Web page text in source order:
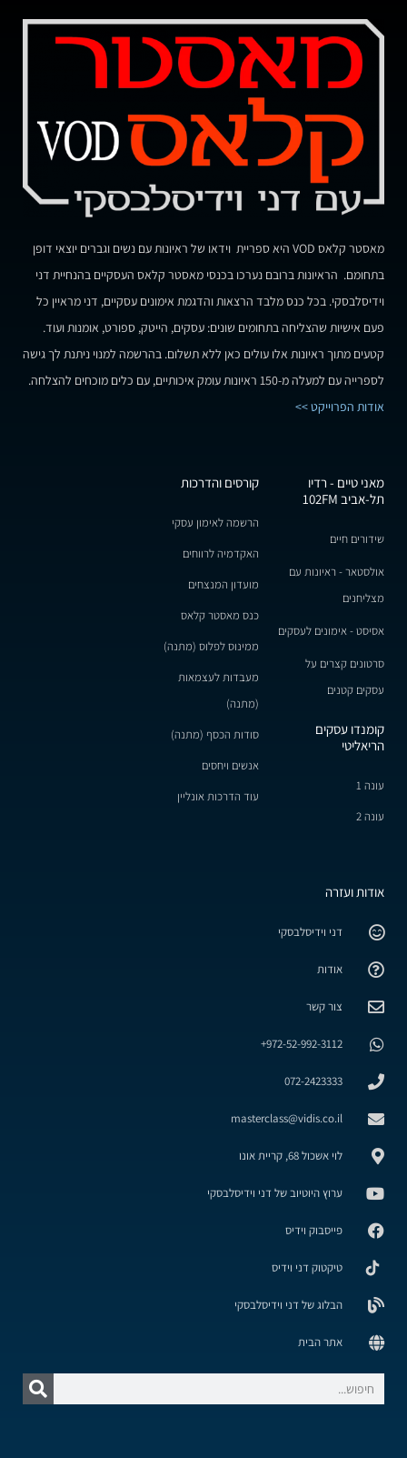
מאסטר קלאס VOD היא ספריית וידאו של ראיונות עם נשים וגברים יוצאי דופן
בתחומם. הראיונות ברובם נערכו בכנסי מאסטר קלאס העסקיים בהנחיית דני
וידיסלבסקי. בכל כנס מלבד הרצאות והדגמת אימונים עסקיים, דני מראיין כל
פעם אישיות שהצליחה בתחומים שונים: עסקים, הייטק, ספורט, אומנות ועוד.
קטעים מתוך ראיונות אלו עולים כאן ללא תשלום. בהרשמה למנוי ניתנת לך גישה
לספרייה עם למעלה מ-150 ראיונות עומק איכותיים, עם כלים מוכחים להצלחה.
אודות הפרוייקט >>
מאני טיים - רדיו
תל-אביב 102FM
שידורים חיים
אולסטאר - ראיונות עם
מצליחנים
אסיסט - אימונים לעסקים
סרטונים קצרים על
עסקים קטנים
קומנדו עסקים
הריאליטי
עונה 1
עונה 2
קורסים והדרכות
הרשמה לאימון עסקי
האקדמיה לרווחים
מועדון המנצחים
כנס מאסטר קלאס
ממינוס לפלוס (מתנה)
מעבדות לעצמאות
(מתנה)
סודות הכסף (מתנה)
אנשים ויחסים
עוד הדרכות אונליין
אודות ועזרה
דני וידיסלבסקי
אודות
צור קשר
972-52-992-3112+
072-2423333
masterclass@vidis.co.il
לוי אשכול 68, קריית אונו
ערוץ היוטיוב של דני וידיסלבסקי
פייסבוק וידיס
טיקטוק דני וידיס
הבלוג של דני וידיסלבסקי
אתר הבית